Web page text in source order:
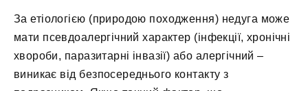
За етіологією (природою походження) недуга може
мати псевдоалергічний характер (інфекції, хронічні
хвороби, паразитарні інвазії) або алергічний –
виникає від безпосереднього контакту з